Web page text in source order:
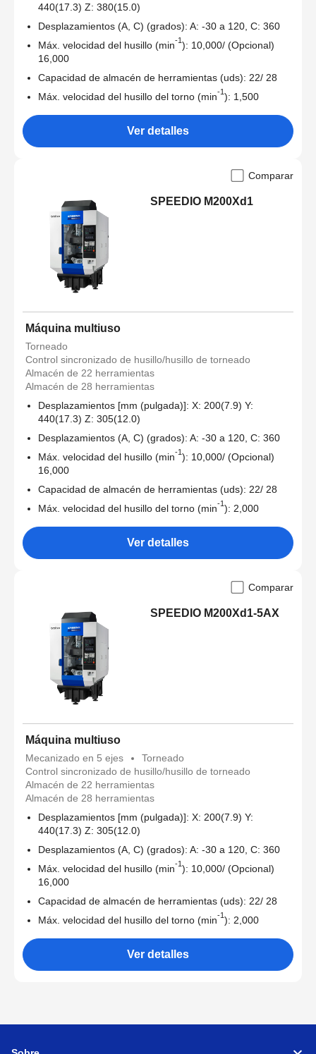
440(17.3) Z: 380(15.0)
Desplazamientos (A, C) (grados): A: -30 a 120, C: 360
Máx. velocidad del husillo (min-1): 10,000/ (Opcional)
16,000
Capacidad de almacén de herramientas (uds): 22/ 28
Máx. velocidad del husillo del torno (min-1): 1,500
Ver detalles
Comparar
SPEEDIO M200Xd1
Máquina multiuso
Torneado
Control sincronizado de husillo/husillo de torneado
Almacén de 22 herramientas
Almacén de 28 herramientas
Desplazamientos [mm (pulgada)]: X: 200(7.9) Y:
440(17.3) Z: 305(12.0)
Desplazamientos (A, C) (grados): A: -30 a 120, C: 360
Máx. velocidad del husillo (min-1): 10,000/ (Opcional)
16,000
Capacidad de almacén de herramientas (uds): 22/ 28
Máx. velocidad del husillo del torno (min-1): 2,000
Ver detalles
Comparar
SPEEDIO M200Xd1-5AX
Máquina multiuso
Mecanizado en 5 ejes
Torneado
Control sincronizado de husillo/husillo de torneado
Almacén de 22 herramientas
Almacén de 28 herramientas
Desplazamientos [mm (pulgada)]: X: 200(7.9) Y:
440(17.3) Z: 305(12.0)
Desplazamientos (A, C) (grados): A: -30 a 120, C: 360
Máx. velocidad del husillo (min-1): 10,000/ (Opcional)
16,000
Capacidad de almacén de herramientas (uds): 22/ 28
Máx. velocidad del husillo del torno (min-1): 2,000
Ver detalles